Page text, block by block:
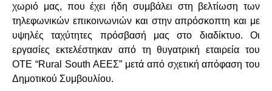
χωριό μας, που έχει ήδη συμβάλει στη βελτίωση των
τηλεφωνικών επικοινωνιών και στην απρόσκοπτη και με
υψηλές ταχύτητες πρόσβασή μας στο διαδίκτυο. Οι
εργασίες εκτελέστηκαν από τη θυγατρική εταιρεία του
ΟΤΕ “Rural SouthAEEΣ” μετά από σχετική απόφαση του
Δημοτικού Συμβουλίου.